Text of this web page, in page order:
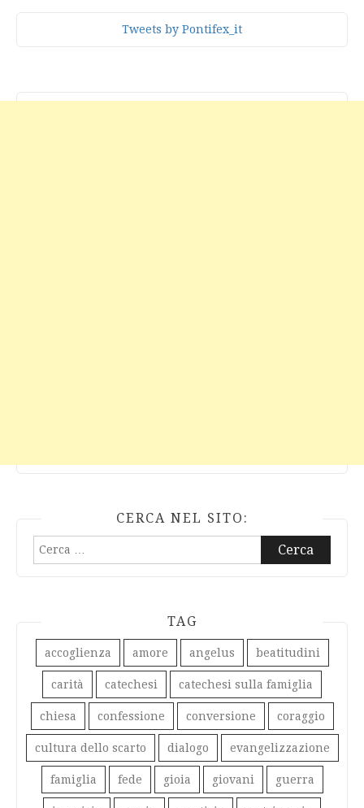
Tweets by Pontifex_it
CERCA NEL SITO:
Ricerca
per:
TAG
accoglienza amore angelus beatitudini
carità catechesi catechesi sulla famiglia
chiesa confessione conversione coraggio
cultura dello scarto dialogo evangelizzazione
famiglia fede gioia giovani guerra